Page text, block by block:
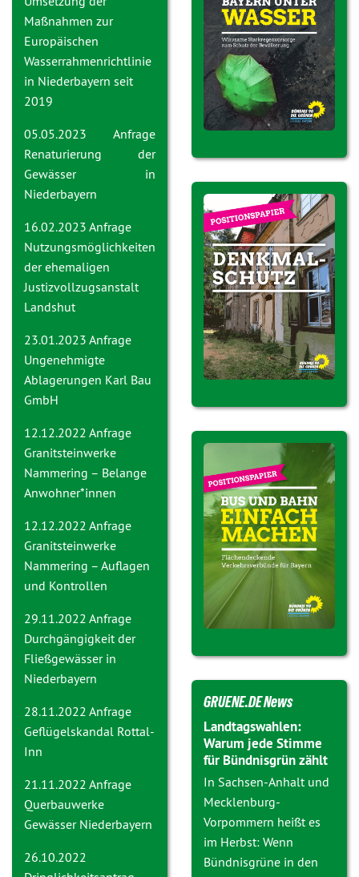
Maßnahmen zur
Europäischen
Wasserrahmenrichtlinie
in Niederbayern seit
2019
05.05.2023 Anfrage
Renaturierung der
Gewässer in
Niederbayern
16.02.2023 Anfrage
Nutzungsmöglichkeiten
der ehemaligen
Justizvollzugsanstalt
Landshut
23.01.2023 Anfrage
Ungenehmigte
Ablagerungen Karl Bau
GmbH
12.12.2022 Anfrage
Granitsteinwerke
Nammering – Belange
Anwohner*innen
12.12.2022 Anfrage
Granitsteinwerke
Nammering – Auflagen
und Kontrollen
29.11.2022 Anfrage
Durchgängigkeit der
Fließgewässer in
Niederbayern
28.11.2022 Anfrage
Geflügelskandal Rottal-
Inn
21.11.2022 Anfrage
Querbauwerke
Gewässer Niederbayern
26.10.2022
GRUENE.DE News
Landtagswahlen:
Warum jede Stimme
für Bündnisgrün zählt
In Sachsen-Anhalt und
Mecklenburg-
Vorpommern heißt es
im Herbst: Wenn
Bündnisgrüne in den